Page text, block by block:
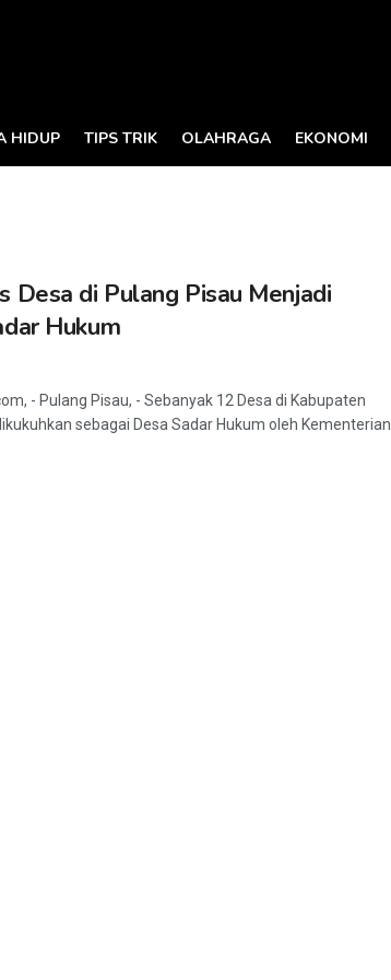
HIDUP TIPS TRIK OLAHRAGA EKONOMI
Desa di Pulang Pisau Menjadi
Hukum
- Pulang Pisau, - Sebanyak 12 Desa di Kabupaten
sebagai Desa Sadar Hukum oleh Kementerian